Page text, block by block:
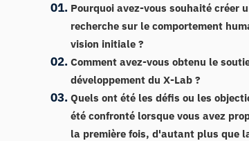
Pourquoi avez-vous souhaité créer
recherche sur le comportement
vision initiale ?
Comment avez-vous obtenu le
développement du X-Lab ?
Quels ont été les défis ou les
été confronté lorsque vous avez
la première fois, d'autant plus que